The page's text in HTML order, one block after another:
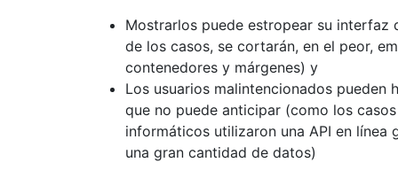
Mostrarlos puede estropear su interfaz
de los casos, se cortarán, en el peor,
contenedores y márgenes) y
Los usuarios malintencionados pueden
que no puede anticipar (como los
informáticos utilizaron una API en línea
una gran cantidad de datos)